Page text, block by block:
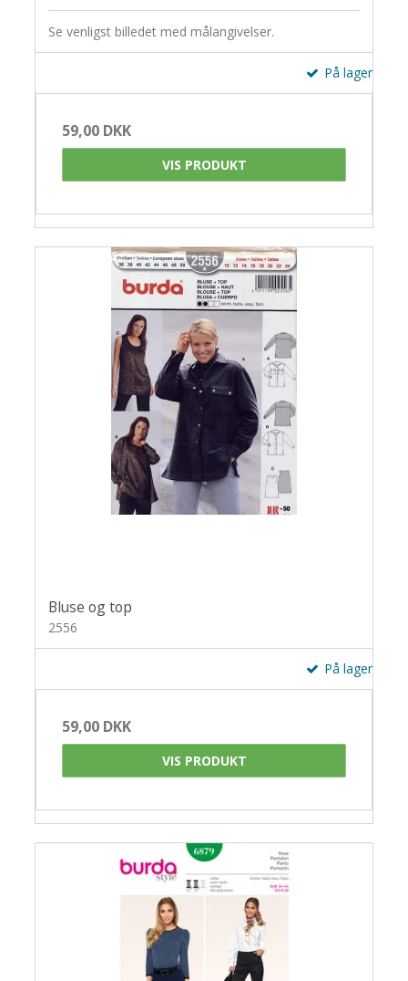
Se venligst billedet med målangivelser.
På lager
59,00 DKK
VIS PRODUKT
Bluse og top
2556
På lager
59,00 DKK
VIS PRODUKT